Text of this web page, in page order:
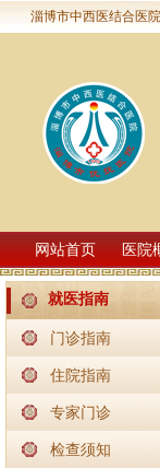
淄博市中西医结合医
网站首页 医院
就医指南
门诊指南
住院指南
专家门诊
检查须知